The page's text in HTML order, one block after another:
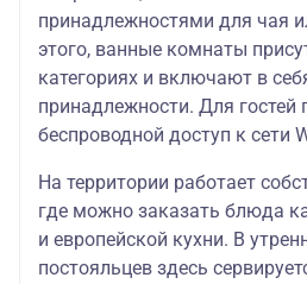
принадлежностями для чая
этого, ванные комнаты
категориях и включают в
принадлежности. Для гостей
беспроводной доступ к сети
На территории работает
где можно заказать блюда
и европейской кухни. В
постояльцев здесь